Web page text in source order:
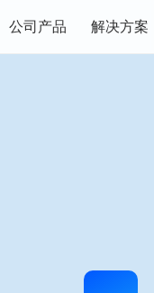
公司产品 解决方案